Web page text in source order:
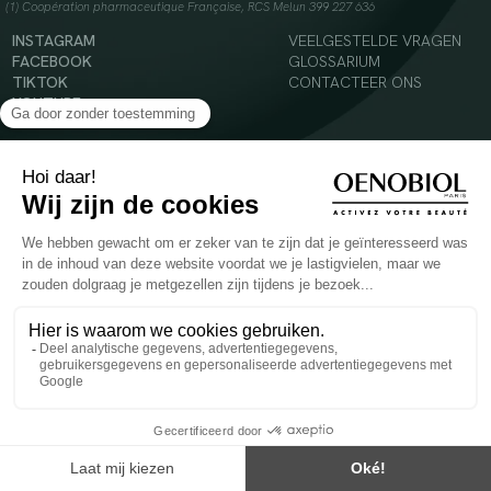
(1) Coopération pharmaceutique Française, RCS Melun 399 227 636
INSTAGRAM
FACEBOOK
TIKTOK
YOUTUBE
VEELGESTELDE VRAGEN
GLOSSARIUM
CONTACTEER ONS
© 2024 Oenobiol Paris
evenwichtige voeding en een gezonde levensstijl. Aanbevolen dagelijkse dosis niet
overschrijden. Enkel voor volwassenen, buiten het bereik van kinderen houden.